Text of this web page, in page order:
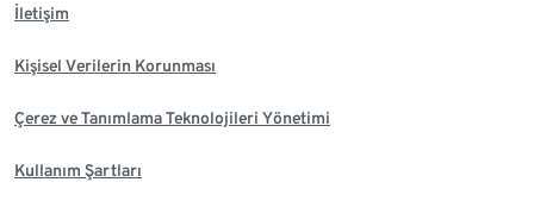
İletişim
Kişisel Verilerin Korunması
Çerez ve Tanımlama Teknolojileri Yönetimi
Kullanım Şartları